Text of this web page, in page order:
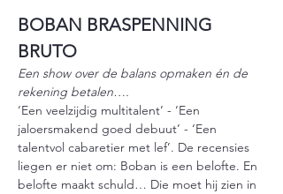
BOBAN BRASPENNING
BRUTO
Een show over de balans opmaken én de
rekening betalen….
‘Een veelzijdig multitalent’ - ‘Een
jaloersmakend goed debuut’ - ‘Een
talentvol cabaretier met lef’. De recensies
liegen er niet om: Boban is een belofte. En
belofte maakt schuld… Die moet hij zien in